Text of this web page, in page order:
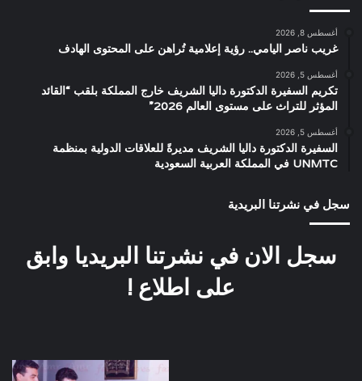
أغسطس 8, 2026
غريب ناصر اليامي.. رؤية إعلامية تُراهن على المحتوى الهادف
أغسطس 5, 2026
تكريم السفيرة الدكتورة داليا الشريف خارج المملكة بلقب “القائد
المؤثر للتراث على مستوى العالم 2026”
أغسطس 5, 2026
السفيرة الدكتورة داليا الشريف مديرةً للعلاقات الدولية بمنظمة
UNMTC في المملكة العربية السعودية
سجل في نشرتنا البريدية
سجل الان في نشرتنا البريديا وابق
على اطلاع !